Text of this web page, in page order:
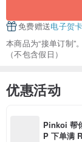
免费赠送电子贺卡
本商品为“接单订制”
（不包含假日）
优惠活动
Pinkoi 帮
P 下单满